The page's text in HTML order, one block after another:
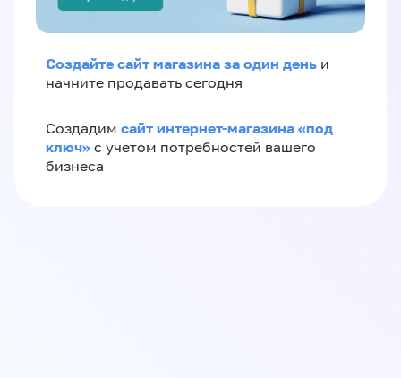
Создайте сайт магазина за один день и
начните продавать сегодня
Создадим сайт интернет-магазина «под
ключ» с учетом потребностей вашего
бизнеса